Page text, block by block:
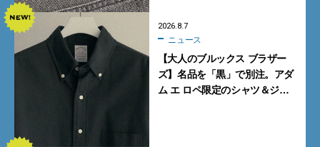
2026.8.7
ニュース
【大人のブルックス ブラザー
ズ】名品を「黒」で別注。アダ
ム エ ロペ限定のシャツ＆ジャ